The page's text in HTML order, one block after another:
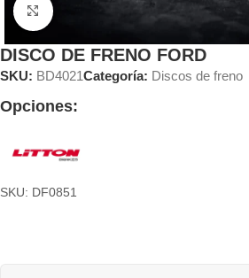
Clic para ampliar
DISCO DE FRENO FORD
SKU: BD4021Categoría: Discos de freno
Opciones:
SKU: DF0851